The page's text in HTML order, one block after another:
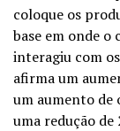
coloque os
base em onde o
interagiu com
afirma um
um aumento de
uma redução